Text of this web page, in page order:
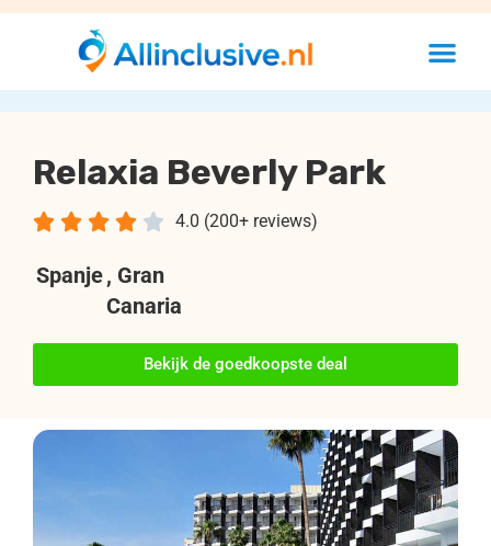
Relaxia Beverly Park
4.0 (200+ reviews)
    
Spanje, Gran
Canaria
Bekijk de goedkoopste deal